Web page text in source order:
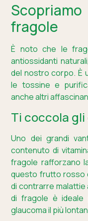
fragole
È noto che le
antiossidanti
del nostro corpo. È
le tossine e
anche altri
Ti coccola
Uno dei grandi
contenuto di
fragole rafforzano
questo frutto rosso
di contrarre malattie
di fragole è
glaucoma il più